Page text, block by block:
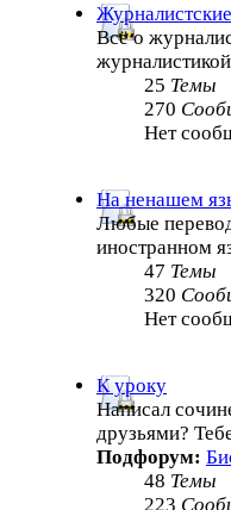
Всё о
25 Темы
270
Нет
На ненашем
Любые
иностранном
47 Темы
320
Нет
К уроку
Написал
друзьями?
Подфорум:
48 Темы
223